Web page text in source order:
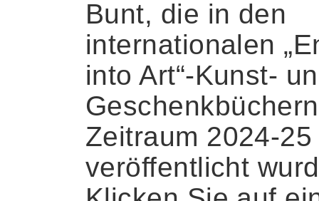
Bunt, die in den
internationalen
into Art“-Kunst-
Zeitraum 2024-25
veröffentlicht